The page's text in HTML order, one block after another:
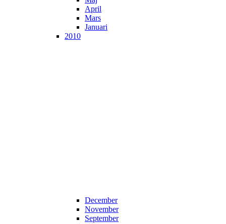
April
Mars
Januari
2010
December
November
September